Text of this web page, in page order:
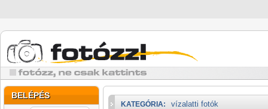
BELÉPÉS
KATEGÓRIA: vízalatti fotók